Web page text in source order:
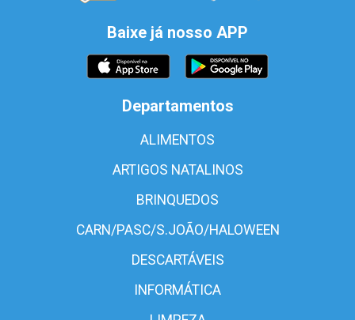
Baixe já nosso APP
Departamentos
ALIMENTOS
ARTIGOS NATALINOS
BRINQUEDOS
CARN/PASC/S.JOÃO/HALOWEEN
DESCARTÁVEIS
INFORMÁTICA